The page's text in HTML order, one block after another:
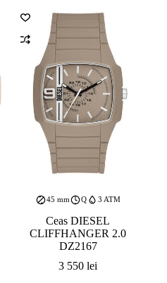
45 mm Q 3 ATM
Ceas DIESEL
CLIFFHANGER 2.0
DZ2167
3 550lei